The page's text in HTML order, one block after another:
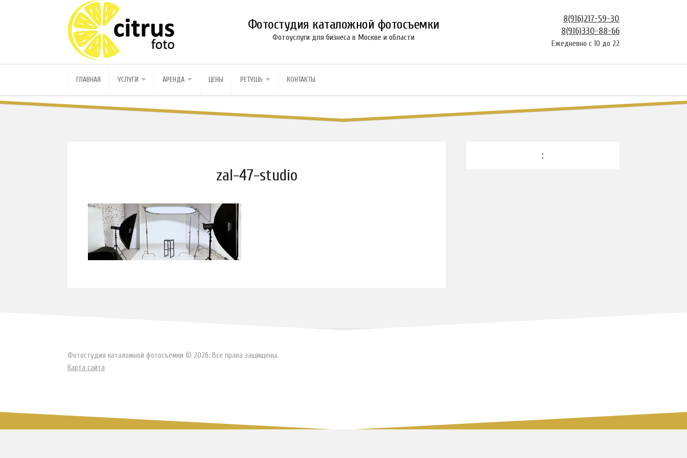
Фотостудия каталожной фотосъемки
Фотоуслуги для бизнеса в Москве и области
8(916)217-59-30
8(916)330-88-66
Ежедневно с 10 до 22
ГЛАВНАЯ УСЛУГИ АРЕНДА ЦЕНЫ РЕТУШЬ КОНТАКТЫ
zal-47-studio
:
Фотостудия каталожной фотосъемки © 2026. Все права защищены.
Карта сайта